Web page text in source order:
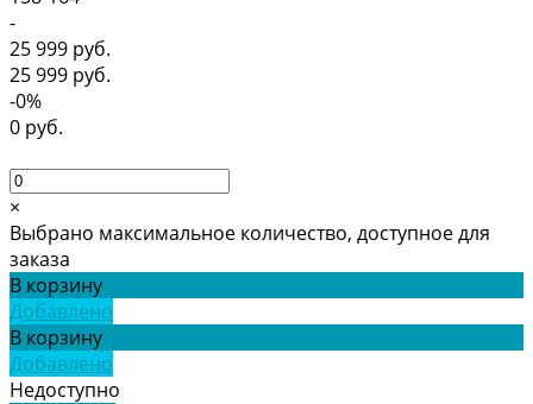
-
25 999 руб.
25 999 руб.
-0%
0 руб.
×
Выбрано максимальное количество, доступное для
заказа
В корзину
Добавлено
В корзину
Добавлено
Недоступно